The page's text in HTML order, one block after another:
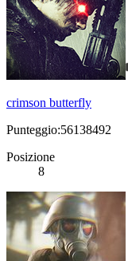
crimson butterfly
Punteggio:56138492
Posizione
8